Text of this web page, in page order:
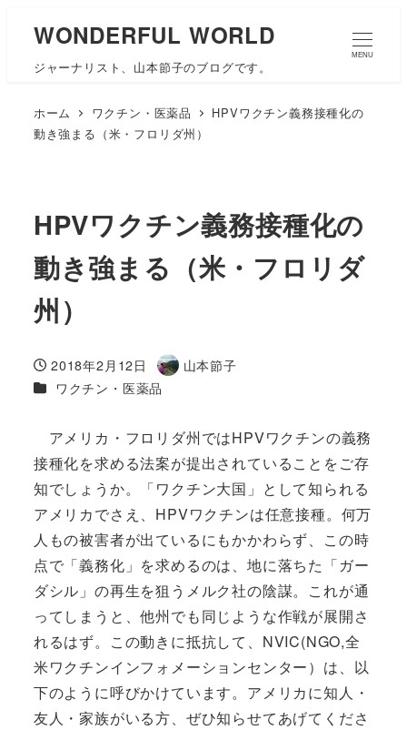
WONDERFUL WORLD
ジャーナリスト、山本節子のブログです。
MENU
ホーム ワクチン・医薬品
HPVワクチン義務接種化の
動き強まる（米・フロリダ州）
HPVワクチン義務接種化の
動き強まる（米・フロリダ
州）
投稿日
2018年2月12日
著
者
山本節子
カテゴリー
ワクチン・医薬品
アメリカ・フロリダ州ではHPVワクチンの義務
接種化を求める法案が提出されていることをご存
知でしょうか。「ワクチン大国」として知られる
アメリカでさえ、HPVワクチンは任意接種。何万
人もの被害者が出ているにもかかわらず、この時
点で「義務化」を求めるのは、地に落ちた「ガー
ダシル」の再生を狙うメルク社の陰謀。これが通
ってしまうと、他州でも同じような作戦が展開さ
れるはず。この動きに抵抗して、NVIC(NGO,全
米ワクチンインフォメーションセンター）は、以
下のように呼びかけています。アメリカに知人・
友人・家族がいる方、ぜひ知らせてあげてくださ